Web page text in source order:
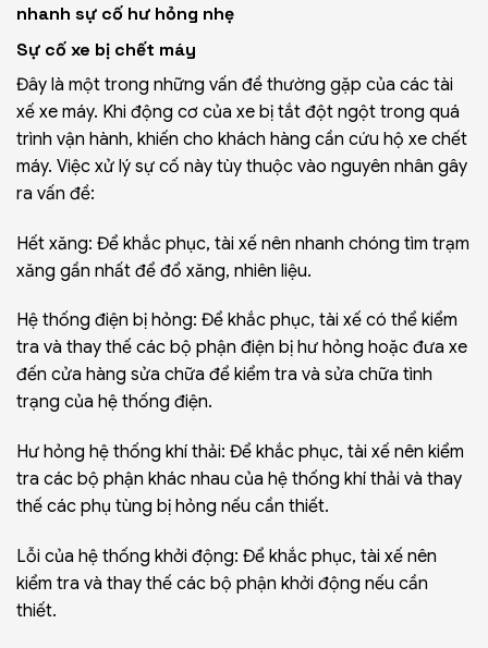
nhanh sự cố hư hỏng nhẹ
Sự cố xe bị chết máy
Đây là một trong những vấn đề thường gặp của các tài
xế xe máy. Khi động cơ của xe bị tắt đột ngột trong quá
trình vận hành, khiến cho khách hàng cần cứu hộ xe chết
máy. Việc xử lý sự cố này tùy thuộc vào nguyên nhân gây
ra vấn đề:
Hết xăng: Để khắc phục, tài xế nên nhanh chóng tìm trạm
xăng gần nhất để đổ xăng, nhiên liệu.
Hệ thống điện bị hỏng: Để khắc phục, tài xế có thể kiểm
tra và thay thế các bộ phận điện bị hư hỏng hoặc đưa xe
đến cửa hàng sửa chữa để kiểm tra và sửa chữa tình
trạng của hệ thống điện.
Hư hỏng hệ thống khí thải: Để khắc phục, tài xế nên kiểm
tra các bộ phận khác nhau của hệ thống khí thải và thay
thế các phụ tùng bị hỏng nếu cần thiết.
Lỗi của hệ thống khởi động: Để khắc phục, tài xế nên
kiểm tra và thay thế các bộ phận khởi động nếu cần
thiết.